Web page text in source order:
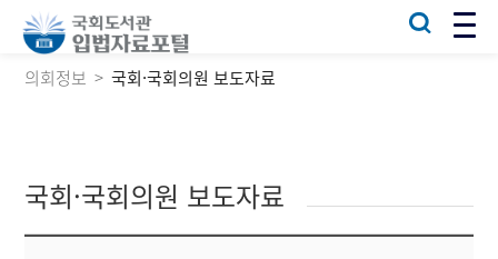
의회정보 국회·국회의원 보도자료
국회·국회의원 보도자료